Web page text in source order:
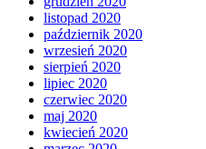
listopad 2020
październik 2020
wrzesień 2020
sierpień 2020
lipiec 2020
czerwiec 2020
maj 2020
kwiecień 2020